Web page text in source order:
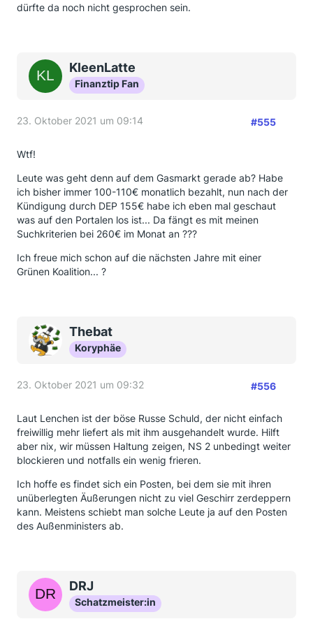
wurden die Gaslieferungsverträge zu Beginn der
Heizperiode gekündigt. Das Unternehmen begründet
das mit unvorhersehbaren Entwicklungen auf dem
fühlen sich ungerecht behandelt, da sie von den
einen Gasliefervertrag über ein Vergleichsportal mit
dem Unternehmen Deutsche Energiepool GmbH
(DEP) abgeschlossen. Der Vertrag enthielt eine
Preisgarantie für ein Jahr. Auf dem Portal hatte die
DEP hohe Grundpreise zwischen 40 und 80 Euro
brutto pro Monat angegeben. Der Arbeitspreis sollte
bei vergleichsweise günstigen 0,01 Euro je
Kilowattstunde (kWh) brutto liegen – inklusive
unabhängig vom Verbrauch, der Arbeitspreis (auch
Verbrauchspreis) wird pro kWh abgerechnet.
Kein Gasverbrauch im Sommer – aber ein hoher
Suche im Internet und die Bewertungen auf
Vergleichsportalen hatten eine hohe Empfehlungsrate
von 90 Prozent mit fast 5 von 5 möglichen Sternen
ergeben. Er hatte sich für diesen Anbieter
entschieden, weil das Unternehmen einen günstigen
Arbeitspreis anbot und mit Sitz in Deutschland seriös
wirkte. Die Lieferung begann problemlos. Da der
Kunde über die warmen Sommermonate kein Gas
Mit der Kälte kam die Kündigung
Unerwartet erhielt der Betroffene im Herbst zu Beginn
dürfte da noch nicht gesprochen sein.
KleenLatte
Finanztip Fan
23. Oktober 2021 um 09:14 #555
Wtf!
Leute was geht denn auf dem Gasmarkt gerade ab? Habe
ich bisher immer 100-110€ monatlich bezahlt, nun nach der
Kündigung durch DEP 155€ habe ich eben mal geschaut
was auf den Portalen los ist... Da fängt es mit meinen
Suchkriterien bei 260€ im Monat an ???
Ich freue mich schon auf die nächsten Jahre mit einer
Grünen Koalition... ?
Thebat
Koryphäe
23. Oktober 2021 um 09:32 #556
Laut Lenchen ist der böse Russe Schuld, der nicht einfach
freiwillig mehr liefert als mit ihm ausgehandelt wurde. Hilft
aber nix, wir müssen Haltung zeigen, NS 2 unbedingt weiter
blockieren und notfalls ein wenig frieren.
Ich hoffe es findet sich ein Posten, bei dem sie mit ihren
unüberlegten Äußerungen nicht zu viel Geschirr zerdeppern
kann. Meistens schiebt man solche Leute ja auf den Posten
des Außenministers ab.
DRJ
Schatzmeister:in